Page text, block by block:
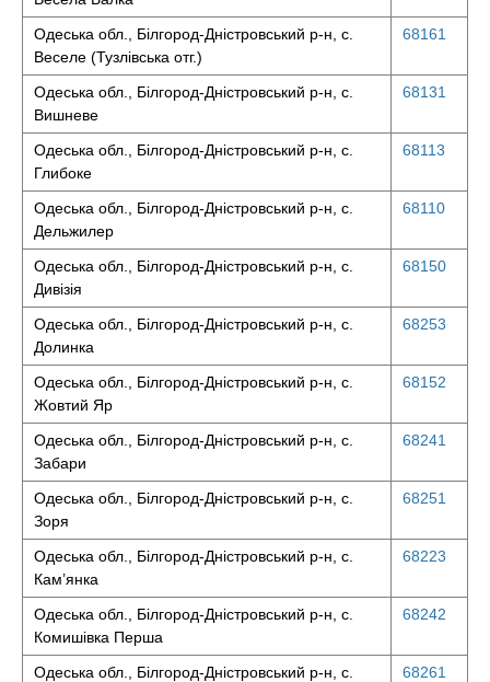
Одеська обл., Білгород-Дністровський р-н, с.
Веселе (Тузлівська отг.)
68161
Одеська обл., Білгород-Дністровський р-н, с.
Вишневе
68131
Одеська обл., Білгород-Дністровський р-н, с.
Глибоке
68113
Одеська обл., Білгород-Дністровський р-н, с.
Дельжилер
68110
Одеська обл., Білгород-Дністровський р-н, с.
Дивізія
68150
Одеська обл., Білгород-Дністровський р-н, с.
Долинка
68253
Одеська обл., Білгород-Дністровський р-н, с.
Жовтий Яр
68152
Одеська обл., Білгород-Дністровський р-н, с.
Забари
68241
Одеська обл., Білгород-Дністровський р-н, с.
Зоря
68251
Одеська обл., Білгород-Дністровський р-н, с.
Кам’янка
68223
Одеська обл., Білгород-Дністровський р-н, с.
Комишівка Перша
68242
Одеська обл., Білгород-Дністровський р-н, с.
68261